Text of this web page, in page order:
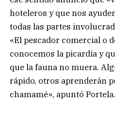
hoteleros y que nos
todas las partes
«El pescador comercial o
conocemos la picardía y
que la fauna no muera.
rápido, otros aprenderán
chamamé», apuntó Portela.